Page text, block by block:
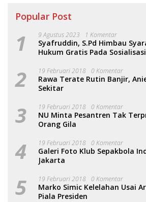
Popular Post
1 9 Agustus 2023 1 Komentar
Syafruddin, S.Pd Himbau
Hukum Gratis Pada
2 19 Februari 2018 0 Komentar
Rawa Terate Rutin Banjir,
Sekitar
3 19 Februari 2018 0 Komentar
NU Minta Pesantren Tak
Orang Gila
4 19 Februari 2018 0 Komentar
Galeri Foto Klub Sepakbola
Jakarta
5 19 Februari 2018 0 Komentar
Marko Simic Kelelahan Usai
Piala Presiden